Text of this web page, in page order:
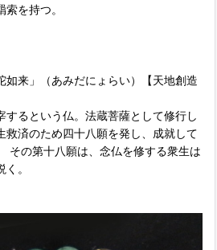
を持つ。
如来」（あみだにょらい）【天地創造
するという仏。法蔵菩薩として修行し
救済のため四十八願を発し、成就して
その第十八願は、念仏を修する衆生は
。